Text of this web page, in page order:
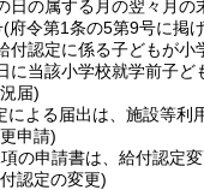
日の属する月の翌々月の
(府令第1条の5第9号に掲
付認定に係る子どもが
に当該小学校就学前子
届)
よる届出は、施設等利
申請)
の申請書は、給付認定
認定の変更)